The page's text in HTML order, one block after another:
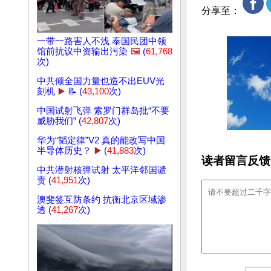
一带一路害人不浅 泰国民团中领
馆前抗议中资输出污染 🖼️ (61,768
次)
中共倾全国力量也造不出EUV光
刻机 ▶️ 📝 (43,100次)
中国试射飞弹 索罗门群岛批“不要
威胁我们” (42,807次)
华为“韬定律”V2 真的能改写中国
半导体历史？
▶️ (41,883次)
中共潜射核弹试射 太平洋邻国谴
责 (41,951次)
澳斐签互防条约 抗衡北京区域渗
透 (41,267次)
分享至：
读者留言反